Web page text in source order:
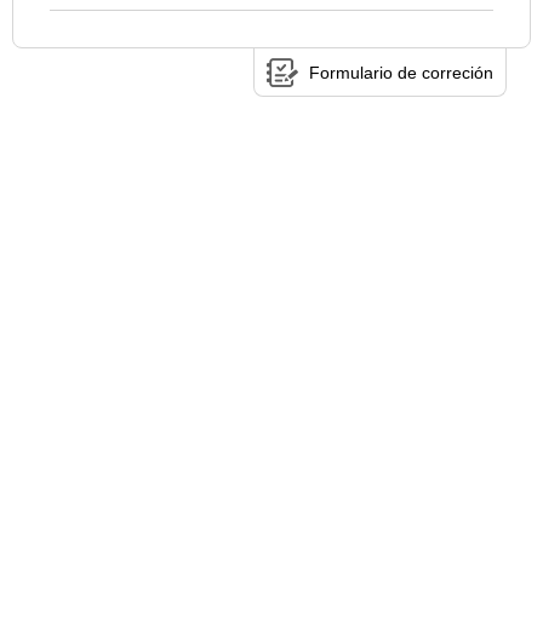
Formulario de correción